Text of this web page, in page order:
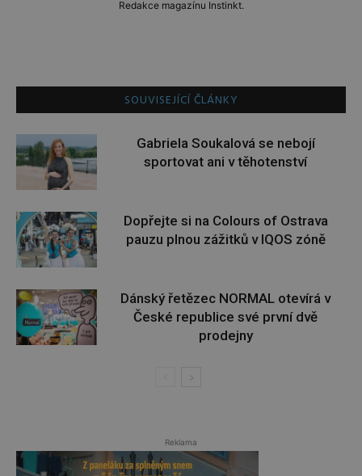
Redakce magazínu Instinkt.
SOUVISEJÍCÍ ČLÁNKY
Gabriela Soukalová se nebojí
sportovat ani v těhotenství
Dopřejte si na Colours of Ostrava
pauzu plnou zážitků v IQOS zóně
Dánský řetězec NORMAL otevírá v
České republice své první dvě
prodejny
Reklama